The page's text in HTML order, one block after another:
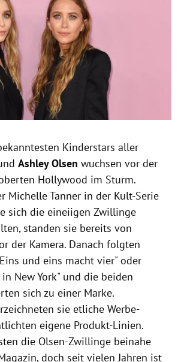
Kinderstars aller
Ashley Olsen wuchsen vor der
Hollywood im Sturm.
Michelle Tanner in der Kult-Serie
sich die eineiigen Zwillinge
standen sie bereits von
der Kamera. Danach folgten
und eins macht vier" oder
New York" und die beiden
sich zu einer Marke.
sie etliche Werbe-
eigene Produkt-Linien.
die Olsen-Zwillinge beinahe
doch seit vielen Jahren ist